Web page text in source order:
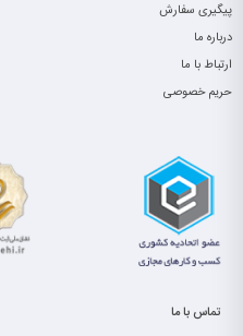
پیگیری سفارش
درباره ما
ارتباط با ما
حریم خصوصی
تماس با ما